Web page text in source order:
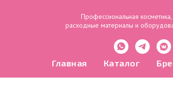
Профессиональная косметика,
расходные материалы и
Главная Каталог